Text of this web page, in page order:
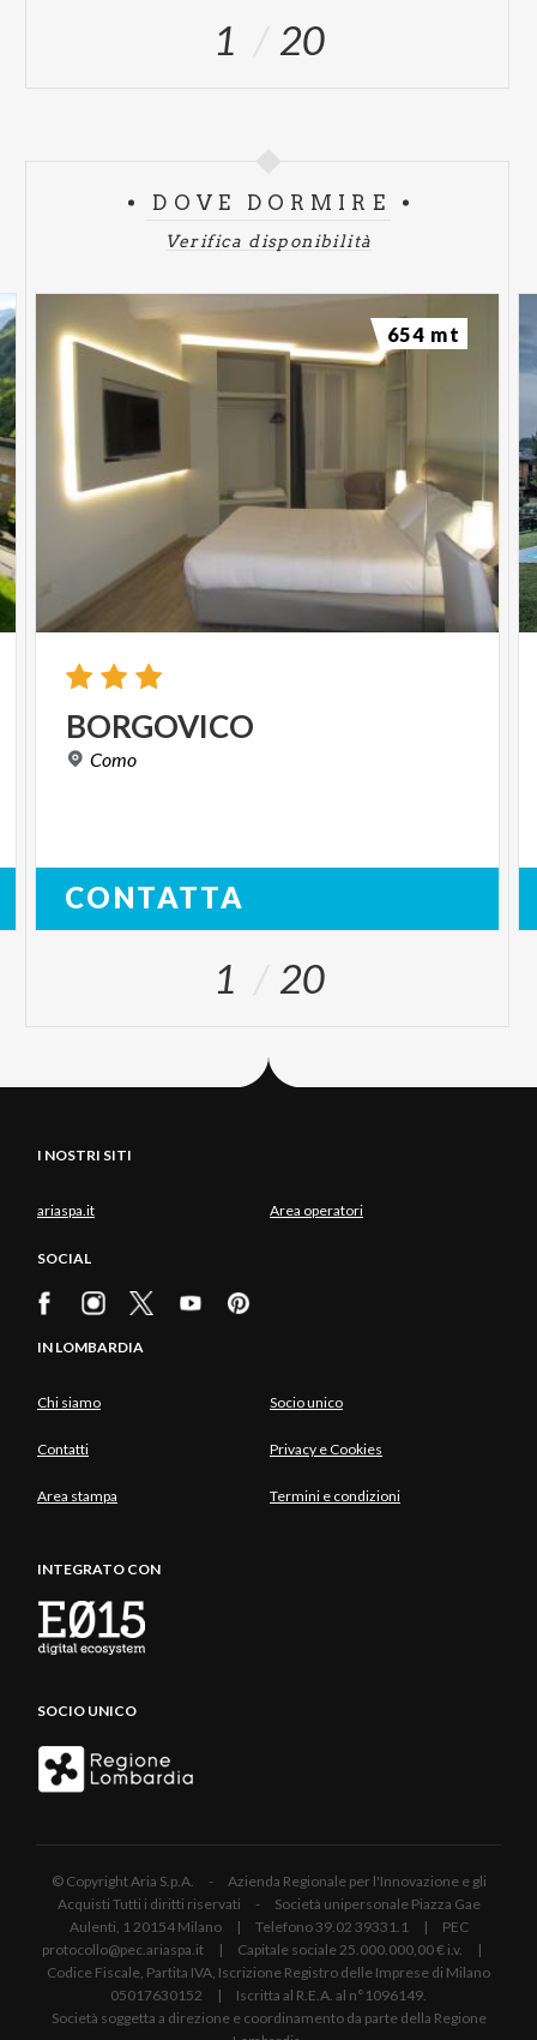
1 20
DOVE DORMIRE
Verifica disponibilità
BORGOVICO
Como
CONTATTA
654 mt
1 20
I NOSTRI SITI
ariaspa.it Area operatori
SOCIAL
IN LOMBARDIA
Chi siamo Socio unico
Contatti Privacy e Cookies
Area stampa Termini e condizioni
INTEGRATO CON
SOCIO UNICO
© Copyright Aria S.p.A. - Azienda Regionale per l'Innovazione e gli
Acquisti Tutti i diritti riservati - Società unipersonale Piazza Gae
Aulenti, 1 20154 Milano | Telefono 39.02 39331.1 | PEC
protocollo@pec.ariaspa.it | Capitale sociale 25.000.000,00 € i.v. |
Codice Fiscale, Partita IVA, Iscrizione Registro delle Imprese di Milano
05017630152 | Iscritta al R.E.A. al n°1096149.
Società soggetta a direzione e coordinamento da parte della Regione